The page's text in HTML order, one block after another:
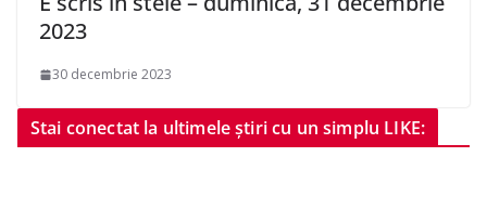
2023
30 decembrie 2023
Stai conectat la ultimele știri cu un simplu LIKE: